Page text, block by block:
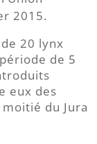
2015.
20 lynx
de 5
eux des
du Jura